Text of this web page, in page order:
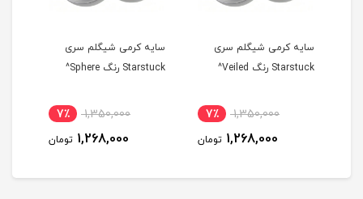
سایه کرمی شیگلم سری
Starstuck رنگ Veiled^
1,350,000 7٪
1,268,000 تومان
سایه کرمی شیگلم سری
Starstuck رنگ Sphere^
1,350,000 7٪
1,268,000 تومان